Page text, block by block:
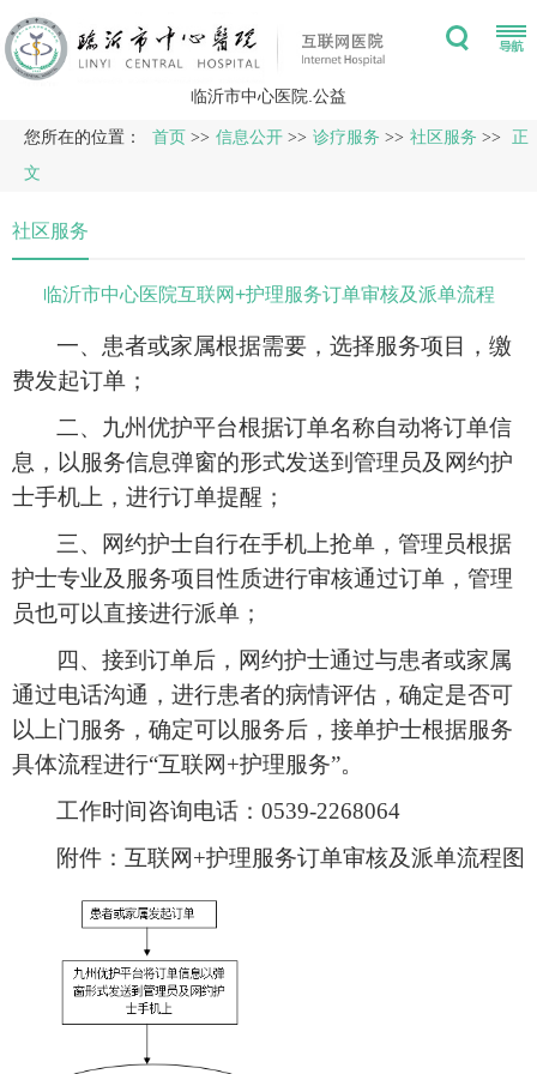
临沂市中心医院.公益
您所在的位置： 首页 >> 信息公开 >> 诊疗服务 >> 社区服务 >>
正
文
社区服务
临沂市中心医院互联网+护理服务订单审核及派单流程
一、患者或家属根据需要，选择服务项目，缴
费发起订单；
二、九州优护平台根据订单名称自动将订单信
息，以服务信息弹窗的形式发送到管理员及网约护
士手机上，进行订单提醒；
三、网约护士自行在手机上抢单，管理员根据
护士专业及服务项目性质进行审核通过订单，管理
员也可以直接进行派单；
四、接到订单后，网约护士通过与患者或家属
通过电话沟通，进行患者的病情评估，确定是否可
以上门服务，确定可以服务后，接单护士根据服务
具体流程进行“互联网+护理服务”。
工作时间咨询电话： 0539-2268064
附件：互联网+护理服务订单审核及派单流程图